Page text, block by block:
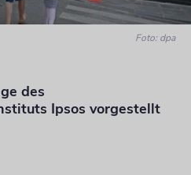
Foto: dpa
des
Ipsos vorgestellt